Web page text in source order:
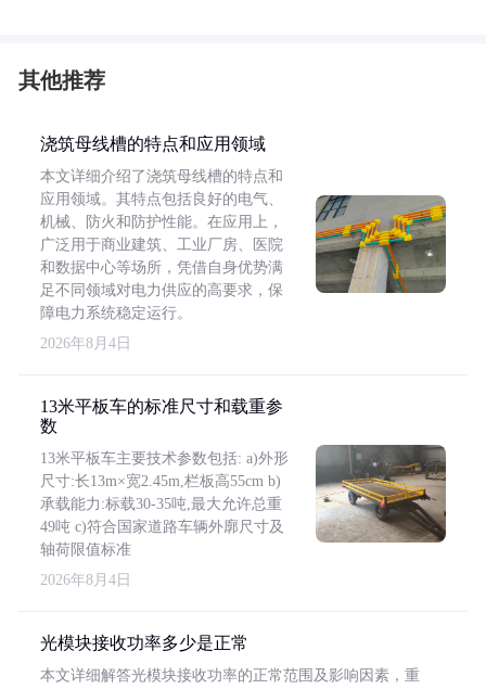
其他推荐
浇筑母线槽的特点和应用领域
本文详细介绍了浇筑母线槽的特点和
应用领域。其特点包括良好的电气、
机械、防火和防护性能。在应用上，
广泛用于商业建筑、工业厂房、医院
和数据中心等场所，凭借自身优势满
足不同领域对电力供应的高要求，保
障电力系统稳定运行。
2026年8月4日
13米平板车的标准尺寸和载重参
数
13米平板车主要技术参数包括: a)外形
尺寸:长13m×宽2.45m,栏板高55cm b)
承载能力:标载30-35吨,最大允许总重
49吨 c)符合国家道路车辆外廓尺寸及
轴荷限值标准
2026年8月4日
光模块接收功率多少是正常
本文详细解答光模块接收功率的正常范围及影响因素，重